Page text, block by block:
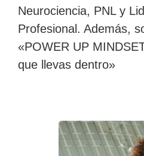
Neurociencia, PNL y
Profesional. Además,
«POWER UP
que llevas dentro»